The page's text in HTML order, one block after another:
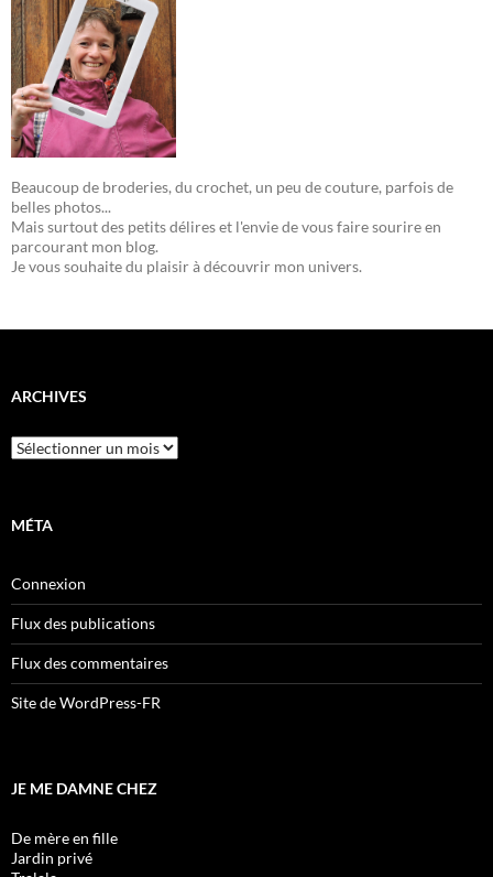
Beaucoup de broderies, du crochet, un peu de couture, parfois de
belles photos...
Mais surtout des petits délires et l'envie de vous faire sourire en
parcourant mon blog.
Je vous souhaite du plaisir à découvrir mon univers.
ARCHIVES
Archives
MÉTA
Connexion
Flux des publications
Flux des commentaires
Site de WordPress-FR
JE ME DAMNE CHEZ
De mère en fille
Jardin privé